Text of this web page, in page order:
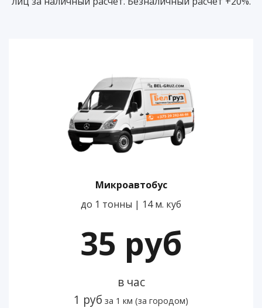
Микроавтобус
до 1 тонны | 14 м. куб
35 руб
в час
1 руб за 1 км (за городом)